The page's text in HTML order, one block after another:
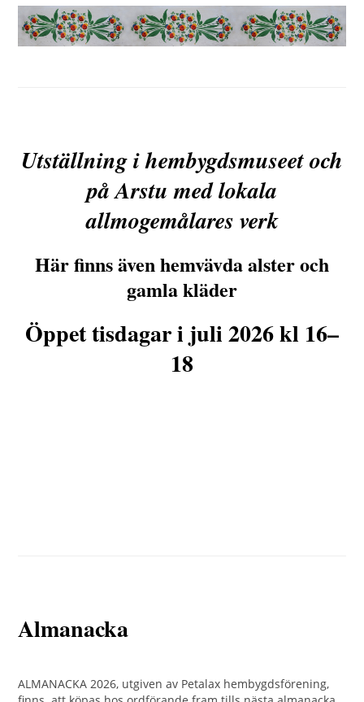
Utställning i hembygdsmuseet och
på Arstu med lokala
allmogemålares verk
Här finns även hemvävda alster och
gamla kläder
Öppet tisdagar i juli 2026 kl 16–
18
Almanacka
ALMANACKA 2026, utgiven av Petalax hembygdsförening,